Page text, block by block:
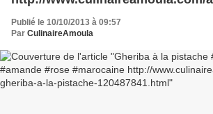
a-la-pistache-120487841.html
Publié le 10/10/2013 à 09:57
Par CulinaireAmoula